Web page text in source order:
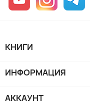
КНИГИ
ИНФОРМАЦИЯ
АККАУНТ